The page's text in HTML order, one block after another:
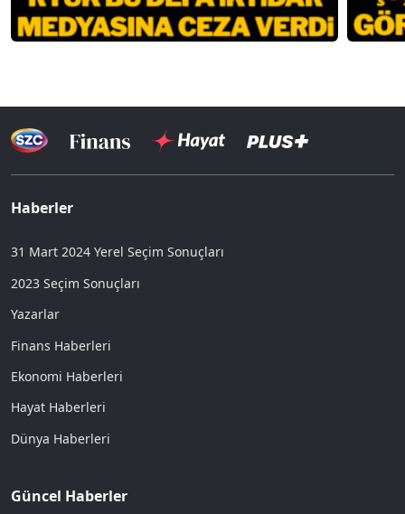
Haberler
31 Mart 2024 Yerel Seçim Sonuçları
2023 Seçim Sonuçları
Yazarlar
Finans Haberleri
Ekonomi Haberleri
Hayat Haberleri
Dünya Haberleri
Güncel Haberler